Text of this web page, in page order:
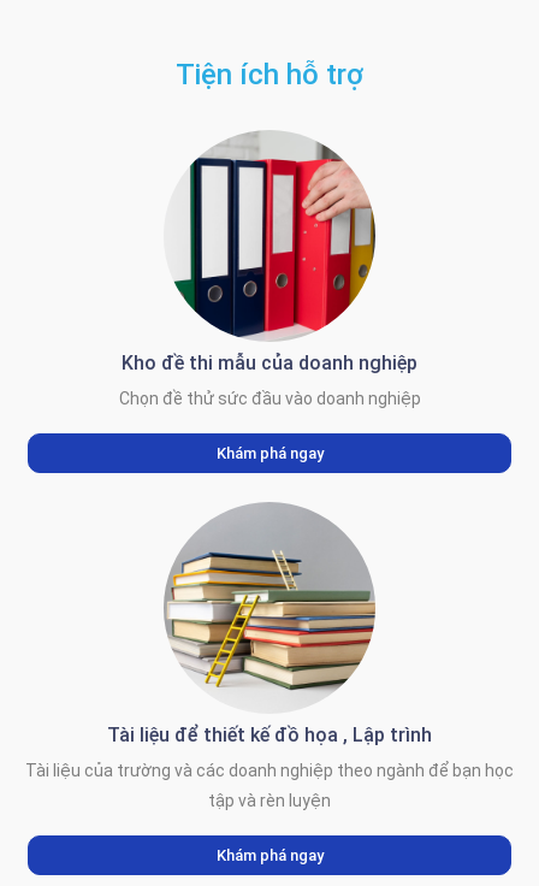
Tiện ích hỗ trợ
Kho đề thi mẫu của doanh nghiệp
Chọn đề thử sức đầu vào doanh nghiệp
Khám phá ngay
Tài liệu để thiết kế đồ họa , Lập trình
Tài liệu của trường và các doanh nghiệp theo ngành để bạn học
tập và rèn luyện
Khám phá ngay